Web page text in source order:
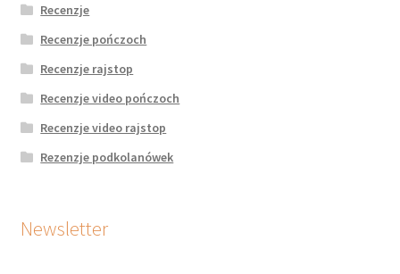
Recenzje
Recenzje pończoch
Recenzje rajstop
Recenzje video pończoch
Recenzje video rajstop
Rezenzje podkolanówek
Newsletter